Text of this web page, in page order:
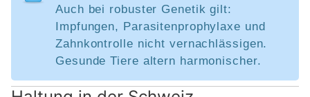
Auch bei robuster Genetik gilt:
Impfungen, Parasitenprophylaxe und
Zahnkontrolle nicht vernachlässigen.
Gesunde Tiere altern harmonischer.